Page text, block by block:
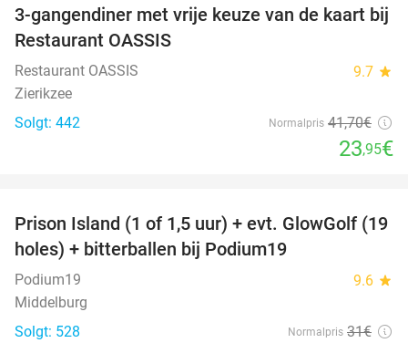
43%
3-gangendiner met vrije keuze van de kaart bij
Restaurant OASSIS
Restaurant OASSIS 9.7 star
Zierikzee
Solgt: 442
Normalpris 41,70€
23,95€
36%
Prison Island (1 of 1,5 uur) + evt. GlowGolf (19
holes) + bitterballen bij Podium19
Podium19 9.6 star
Middelburg
Solgt: 528
Normalpris 31€